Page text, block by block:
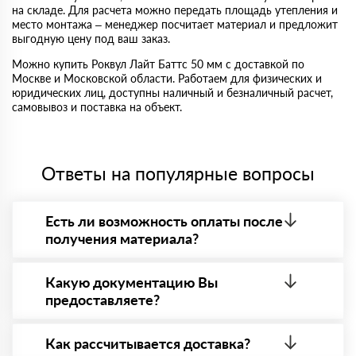
на складе. Для расчета можно передать площадь утепления и
место монтажа – менеджер посчитает материал и предложит
выгодную цену под ваш заказ.
Можно купить Роквул Лайт Баттс 50 мм с доставкой по
Москве и Московской области. Работаем для физических и
юридических лиц, доступны наличный и безналичный расчет,
самовывоз и поставка на объект.
Ответы на популярные вопросы
Есть ли возможность оплаты после
получения материала?
- оплата по факту получения товара. При этом,
если доставленный товар был ненадлежащего
качества, то Вы вправе от него отказаться.
Какую документацию Вы
предоставляете?
все сертификаты и паспорта качества, а также
Как рассчитывается доставка?